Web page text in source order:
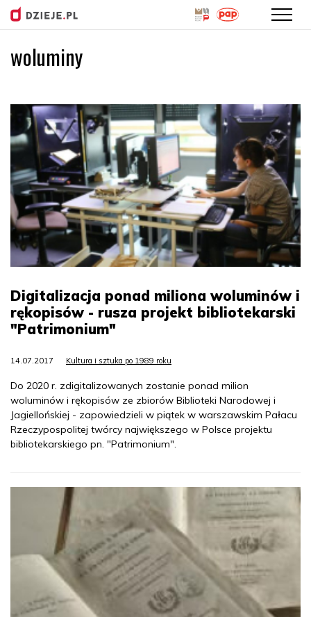
woluminy
Digitalizacja ponad miliona woluminów i
rękopisów - rusza projekt bibliotekarski
"Patrimonium"
14.07.2017 Kultura i sztuka po 1989 roku
Do 2020 r. zdigitalizowanych zostanie ponad milion
woluminów i rękopisów ze zbiorów Biblioteki Narodowej i
Jagiellońskiej - zapowiedzieli w piątek w warszawskim Pałacu
Rzeczypospolitej twórcy największego w Polsce projektu
bibliotekarskiego pn. "Patrimonium".